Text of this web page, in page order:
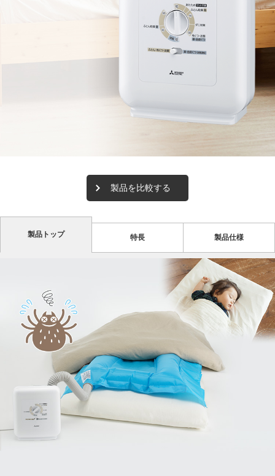
製品を比較する
製品トップ 特長 製品仕様